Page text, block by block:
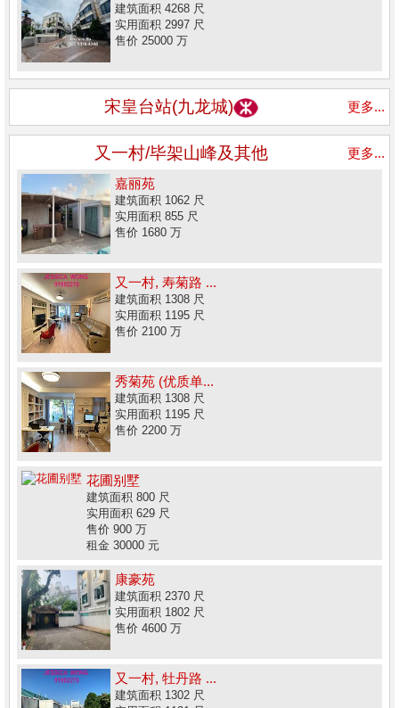
建筑面积 4268 尺
实用面积 2997 尺
售价 25000 万
宋皇台站(九龙城) 更多...
又一村/毕架山峰及其他
更多...
嘉丽苑
建筑面积 1062 尺
实用面积 855 尺
售价 1680 万
又一村, 寿菊路 ...
建筑面积 1308 尺
实用面积 1195 尺
售价 2100 万
秀菊苑 (优质单...
建筑面积 1308 尺
实用面积 1195 尺
售价 2200 万
花圃别墅
建筑面积 800 尺
实用面积 629 尺
售价 900 万
租金 30000 元
康豪苑
建筑面积 2370 尺
实用面积 1802 尺
售价 4600 万
又一村, 牡丹路 ...
建筑面积 1302 尺